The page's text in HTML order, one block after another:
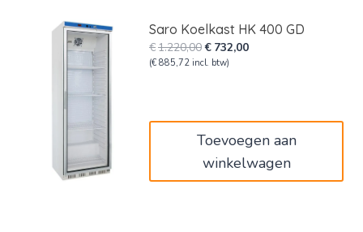
Saro Koelkast HK 400 GD
€1.220,00Oorspronkelijke
prijs
€ 732,00Huidige
(€ 885,72 incl. btw)
Toevoegen aan
winkelwagen